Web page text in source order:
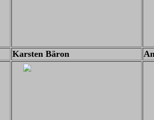
Karsten Bäron